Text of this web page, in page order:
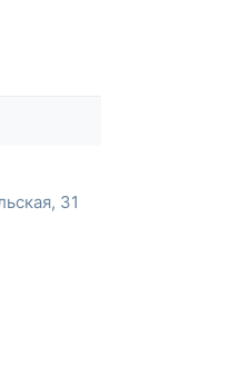
31